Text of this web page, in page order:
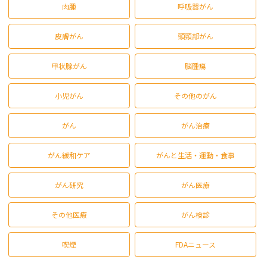
肉腫 呼吸器がん
皮膚がん 頭頸部がん
甲状腺がん 脳腫瘍
小児がん その他のがん
がん がん治療
がん緩和ケア がんと生活・運動・食事
がん研究 がん医療
その他医療 がん検診
喫煙 FDAニュース